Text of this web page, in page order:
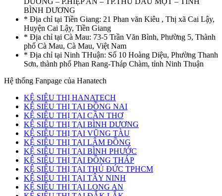
BÌNH DƯƠNG
* Địa chỉ tại Tiền Giang: 21 Phan văn Kiêu , Thị xã Cai Lậy,
Huyện Cai Lậy, Tiền Giang
* Địa chỉ tại Cà Mau: 73-5 Trần Văn Bình, Phường 5, Thành
phố Cà Mau, Cà Mau, Việt Nam
* Địa chỉ tại Ninh THuận: Số 10 Hoàng Diệu, Phường Thanh
Sơn, thành phố Phan Rang-Tháp Chàm, tỉnh Ninh Thuận
Hệ thống Fanpage của Hanatech
KỆ SIÊU THỊ HANATECH
KỆ SIÊU THỊ TẠI ĐỒNG NAI
KỆ SIÊU THỊ TẠI CẦN THƠ
KỆ SIÊU THỊ TẠI BÌNH DƯƠNG
KỆ SIÊU THỊ TẠI VŨNG TÀU
KỆ SIÊU THỊ TẠI LÂM ĐỒNG
KỆ SIÊU THỊ TẠI BÌNH PHƯỚC
KỆ SIÊU THỊ TẠI ĐỒNG THÁP
KỆ SIÊU THỊ TẠI THỦ ĐỨC TPHCM
KỆ SIÊU THỊ TẠI TÂY NINH
KỆ SIÊU THỊ TẠI LONG AN